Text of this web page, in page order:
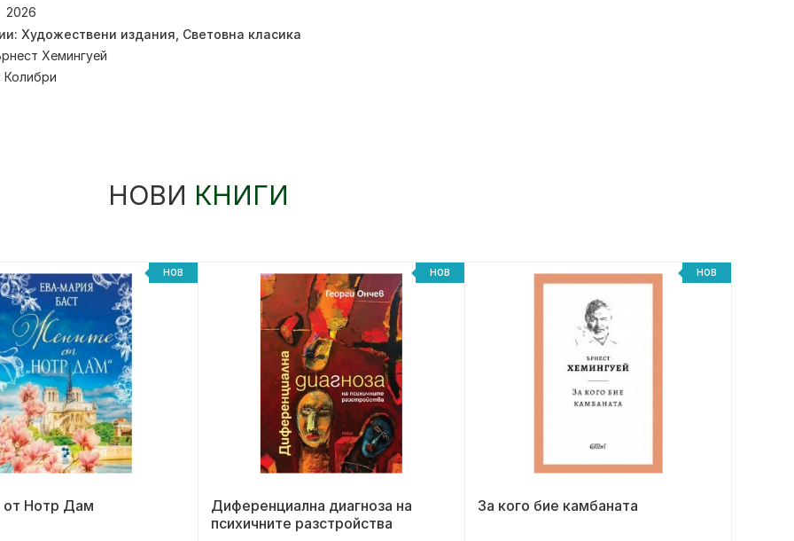
2026
Художествени издания, Световна класика
Хемингуей
Колибри
НОВИ КНИГИ
НОВ
Нотр Дам
НОВ
Диференциална диагноза на
психичните разстройства
НОВ
За кого бие камбаната